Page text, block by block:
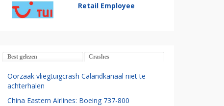
Retail Employee
Best gelezen Crashes
Oorzaak vliegtuigcrash Calandkanaal niet te
achterhalen
China Eastern Airlines: Boeing 737-800